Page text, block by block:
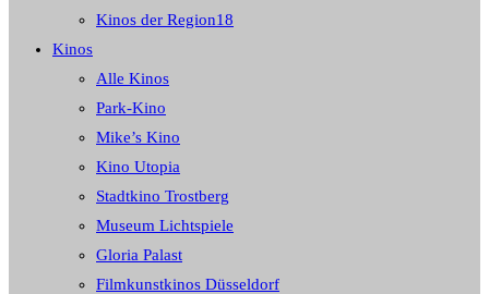
Kinos der Region18
Kinos
Alle Kinos
Park-Kino
Mike’s Kino
Kino Utopia
Stadtkino Trostberg
Museum Lichtspiele
Gloria Palast
Filmkunstkinos Düsseldorf